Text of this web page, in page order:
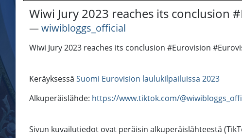
Wiwi Jury 2023 reaches its conclusion
―wiwibloggs_official
Wiwi Jury 2023 reaches its conclusion #Eurovision
Keräyksessä Suomi Eurovision laulukilpailuissa 2023
Alkuperäislähde: https://www.tiktok.com/
Sivun kuvailutiedot ovat peräisin alkuperäislähteestä